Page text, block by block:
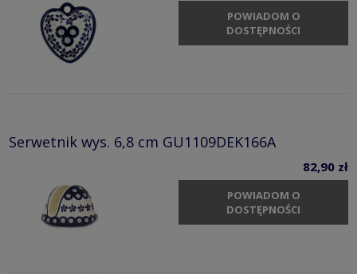
POWIADOM O
DOSTĘPNOŚCI
Serwetnik wys. 6,8 cm GU1109DEK166A
82,90 zł
POWIADOM O
DOSTĘPNOŚCI